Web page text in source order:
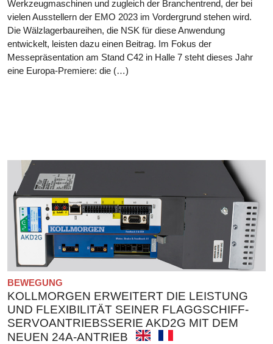
Werkzeugmaschinen und zugleich der Branchentrend, der bei
vielen Ausstellern der EMO 2023 im Vordergrund stehen wird.
Die Wälzlagerbaureihen, die NSK für diese Anwendung
entwickelt, leisten dazu einen Beitrag. Im Fokus der
Messepräsentation am Stand C42 in Halle 7 steht dieses Jahr
eine Europa-Premiere: die (…)
BEWEGUNG
KOLLMORGEN ERWEITERT DIE LEISTUNG
UND FLEXIBILITÄT SEINER FLAGGSCHIFF-
SERVOANTRIEBSSERIE AKD2G MIT DEM
NEUEN 24A-ANTRIEB